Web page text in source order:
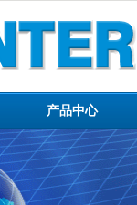
产品中心